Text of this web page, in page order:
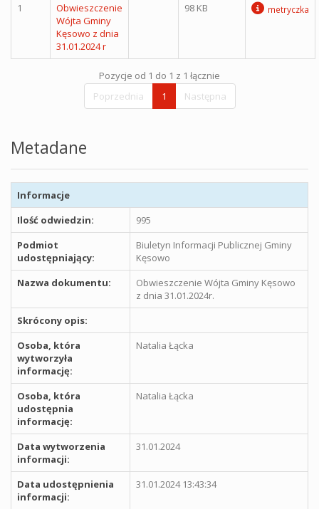
1
Obwieszczenie
Wójta Gminy
Kęsowo z dnia
31.01.2024 r
98 KB metryczka
Pozycje od 1 do 1 z 1 łącznie
Poprzednia
1 Następna
Metadane
Informacje
Ilość odwiedzin:
995
Podmiot
udostępniający:
Biuletyn Informacji Publicznej Gminy
Kęsowo
Nazwa dokumentu:
Obwieszczenie Wójta Gminy Kęsowo
z dnia 31.01.2024r.
Skrócony opis:
Osoba, która
wytworzyła
informację:
Natalia Łącka
Osoba, która
udostępnia
informację:
Natalia Łącka
Data wytworzenia
informacji:
31.01.2024
Data udostępnienia
informacji:
31.01.2024 13:43:34